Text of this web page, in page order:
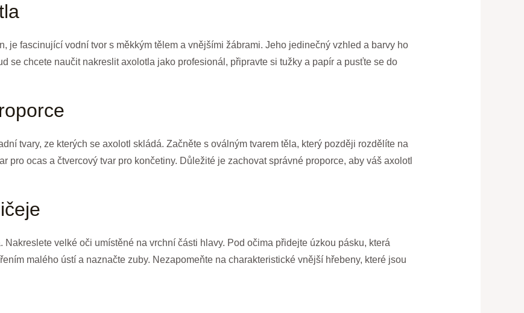
je fascinující vodní tvor s měkkým tělem a vnějšími žábrami. Jeho jedinečný vzhled a barvy ho
se chcete naučit nakreslit axolotla jako profesionál, připravte si tužky a papír a pusťte se do
tvary, ze kterých se axolotl skládá. Začněte s oválným tvarem těla, který později rozdělíte na
pro ocas a čtvercový tvar pro končetiny. Důležité je zachovat správné proporce, aby váš axolotl
velké oči umístěné na vrchní části hlavy. Pod očima přidejte úzkou pásku, která
malého ústí a naznačte zuby. Nezapomeňte na charakteristické vnější hřebeny, které jsou